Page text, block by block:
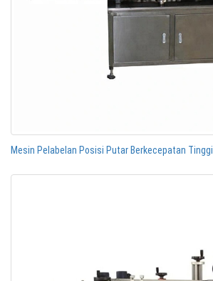
Mesin Pelabelan Posisi Putar Berkecepatan Tinggi